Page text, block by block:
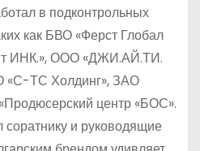
в подконтрольных
как БВО «Ферст Глобал
ИНК.», ООО «ДЖИ.АЙ.ТИ.
«С-ТС Холдинг», ЗАО
центр «БОС».
и руководящие